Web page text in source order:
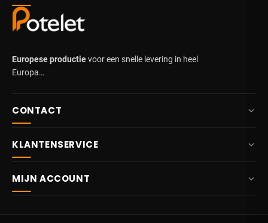
Europese productievoor een snelle levering in heel
Europa…
CONTACT
Route Mitoyenne 414
Ma – Vr
KLANTENSERVICE
Levering
Verkoopsvoorwaarden
MIJN ACCOUNT